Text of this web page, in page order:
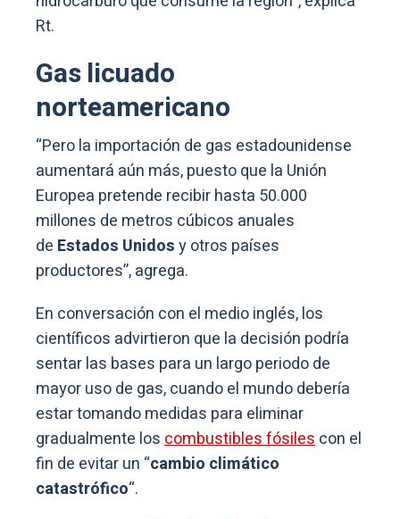
Rt.
Gas licuado
norteamericano
“Pero la importación de gas estadounidense
aumentará aún más, puesto que la Unión
Europea pretende recibir hasta 50.000
millones de metros cúbicos anuales
de Estados Unidosy otros países
productores”, agrega.
En conversación con el medio inglés, los
científicos advirtieron que la decisión podría
sentar las bases para un largo periodo de
mayor uso de gas, cuando el mundo debería
estar tomando medidas para eliminar
gradualmente loscombustibles fósilescon el
fin de evitar un “cambio climático
catastrófico“.